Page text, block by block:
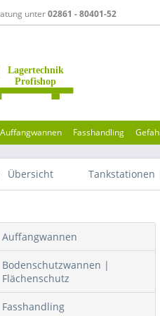
unter02861 - 80401-52
Auffangwannen Fasshandling
Übersicht Tankstationen
Auffangwannen
Bodenschutzwannen |
Flächenschutz
Fasshandling